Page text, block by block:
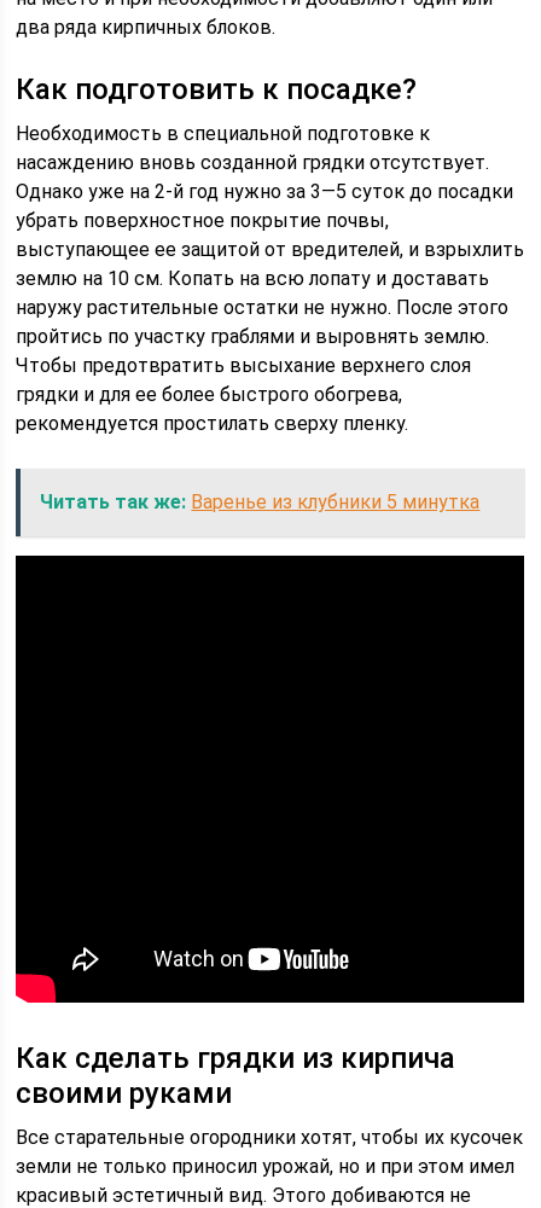
два ряда кирпичных блоков.
Как подготовить к посадке?
Необходимость в специальной подготовке к
насаждению вновь созданной грядки отсутствует.
Однако уже на 2-й год нужно за 3—5 суток до посадки
убрать поверхностное покрытие почвы,
выступающее ее защитой от вредителей, и взрыхлить
землю на 10 см. Копать на всю лопату и доставать
наружу растительные остатки не нужно. После этого
пройтись по участку граблями и выровнять землю.
Чтобы предотвратить высыхание верхнего слоя
грядки и для ее более быстрого обогрева,
рекомендуется простилать сверху пленку.
Читать так же: Варенье из клубники 5 минутка
Как сделать грядки из кирпича
своими руками
Все старательные огородники хотят, чтобы их кусочек
земли не только приносил урожай, но и при этом имел
красивый эстетичный вид. Этого добиваются не